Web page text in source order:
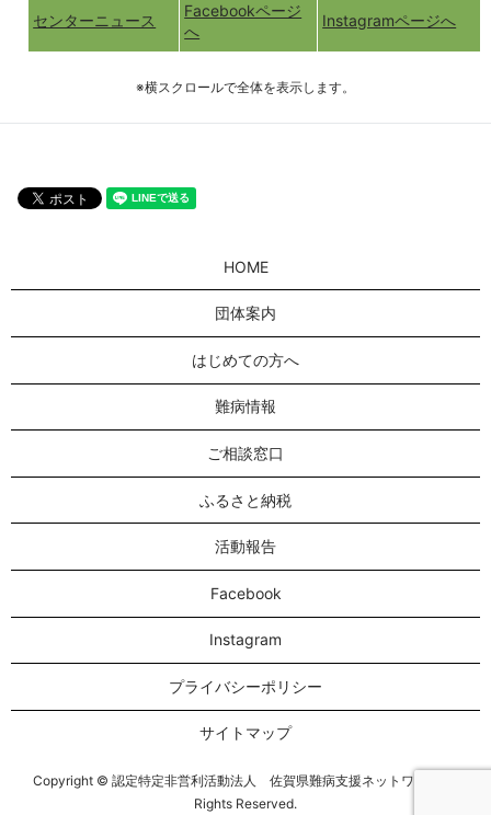
センターニュース
Facebookページ
へ
Instagramページへ
※横スクロールで全体を表示します。
HOME
団体案内
はじめての方へ
難病情報
ご相談窓口
ふるさと納税
活動報告
Facebook
Instagram
プライバシーポリシー
サイトマップ
Copyright © 認定特定非営利活動法人 佐賀県難病支援ネットワーク All
Rights Reserved.